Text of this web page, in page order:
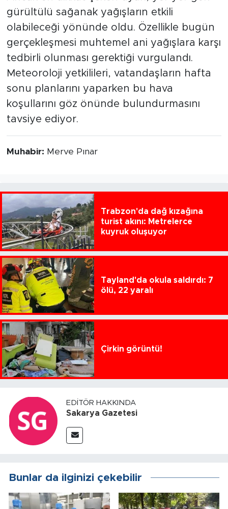
gürültülü sağanak yağışların etkili
olabileceği yönünde oldu. Özellikle bugün
gerçekleşmesi muhtemel ani yağışlara karşı
tedbirli olunması gerektiği vurgulandı.
Meteoroloji yetkilileri, vatandaşların hafta
sonu planlarını yaparken bu hava
koşullarını göz önünde bulundurmasını
tavsiye ediyor.
Muhabir: Merve Pınar
Trabzon'da dağ kızağına
turist akını: Metrelerce
kuyruk oluşuyor
Tayland'da okula saldırdı: 7
ölü, 22 yaralı
Çirkin görüntü!
EDITÖR HAKKINDA
Sakarya Gazetesi
Bunlar da ilginizi çekebilir